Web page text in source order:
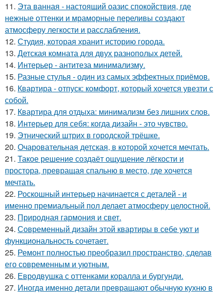
11. Эта ванная - настоящий оазис спокойствия, где
нежные оттенки и мраморные переливы создают
атмосферу легкости и расслабления.
12. Студия, которая хранит историю города.
13. Детская комната для двух разнополых детей.
14. Интерьер - антитеза минимализму.
15. Разные стулья - один из самых эффектных приёмов.
16. Квартира - отпуск: комфорт, который хочется увезти с
собой.
17. Квартира для отдыха: минимализм без лишних слов.
18. Интерьер для себя: когда дизайн - это чувство.
19. Этнический штрих в городской трёшке.
20. Очаровательная детская, в которой хочется мечтать.
21. Такое решение создаёт ощущение лёгкости и
простора, превращая спальню в место, где хочется
мечтать.
22. Роскошный интерьер начинается с деталей - и
именно премиальный пол делает атмосферу целостной.
23. Природная гармония и свет.
24. Современный дизайн этой квартиры в себе уют и
функциональность сочетает.
25. Ремонт полностью преобразил пространство, сделав
его современным и уютным.
26. Евродвушка с оттенками коралла и бургунди.
27. Иногда именно детали превращают обычную кухню в